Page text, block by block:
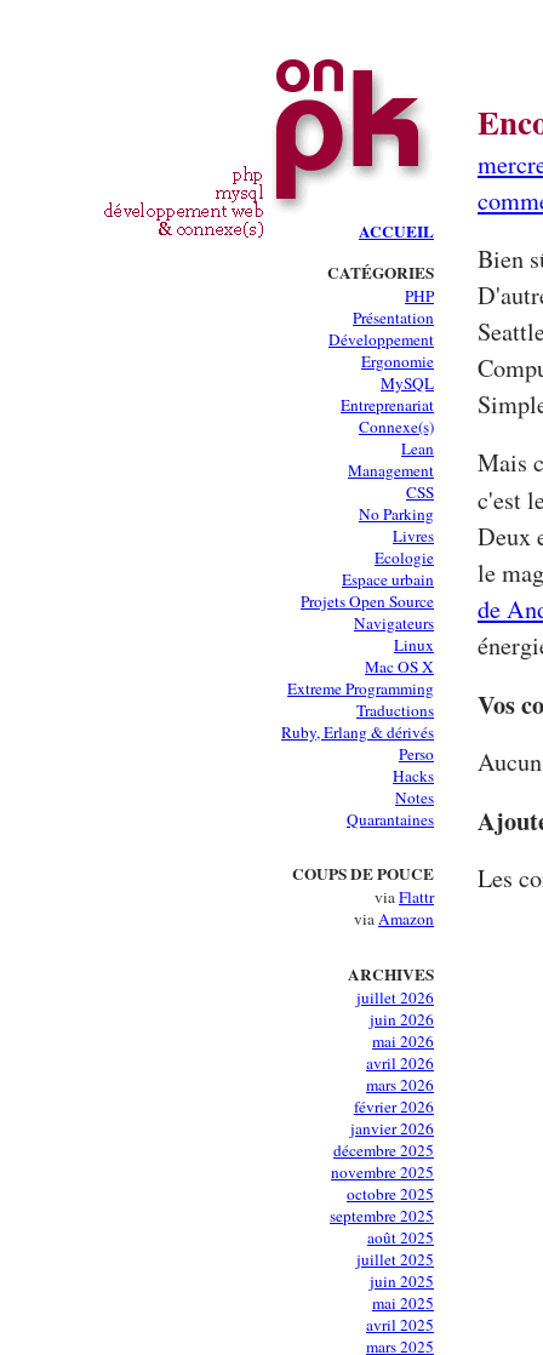
ACCUEIL
CATÉGORIES
PHP
Présentation
Développement
Ergonomie
MySQL
Entreprenariat
Connexe(s)
Lean
Management
CSS
No Parking
Livres
Ecologie
Espace urbain
Projets Open Source
Navigateurs
Linux
Mac OS X
Extreme Programming
Traductions
Ruby, Erlang & dérivés
Perso
Hacks
Notes
Quarantaines
COUPS DE POUCE
viaFlattr
viaAmazon
ARCHIVES
juillet 2026
juin 2026
mai 2026
avril 2026
mars 2026
février 2026
janvier 2026
décembre 2025
novembre 2025
octobre 2025
septembre 2025
août 2025
juillet 2025
juin 2025
mai 2025
avril 2025
mars 2025
Bien
Mais
c'est
Deux
le
de
Vos
Les